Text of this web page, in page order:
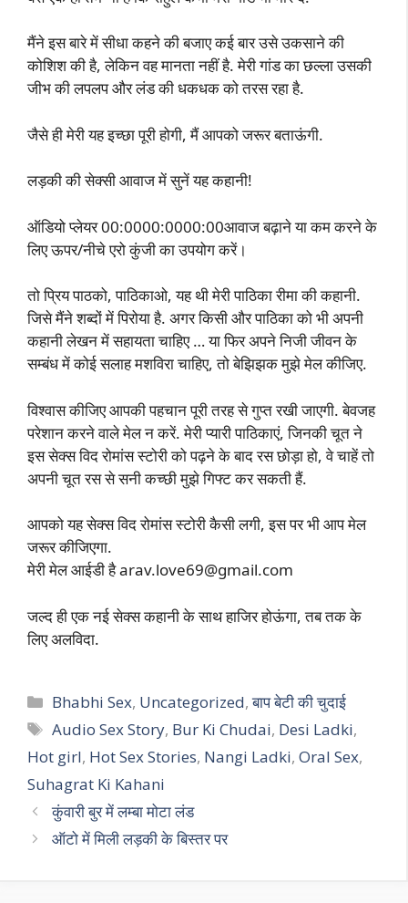
मैंने इस बारे में सीधा कहने की बजाए कई बार उसे उकसाने की
कोशिश की है, लेकिन वह मानता नहीं है. मेरी गांड का छल्ला उसकी
जीभ की लपलप और लंड की धकधक को तरस रहा है.
जैसे ही मेरी यह इच्छा पूरी होगी, मैं आपको जरूर बताऊंगी.
लड़की की सेक्सी आवाज में सुनें यह कहानी!
ऑडियो प्लेयर 00:0000:0000:00आवाज बढ़ाने या कम करने के
लिए ऊपर/नीचे एरो कुंजी का उपयोग करें।
तो प्रिय पाठको, पाठिकाओ, यह थी मेरी पाठिका रीमा की कहानी.
जिसे मैंने शब्दों में पिरोया है. अगर किसी और पाठिका को भी अपनी
कहानी लेखन में सहायता चाहिए … या फिर अपने निजी जीवन के
सम्बंध में कोई सलाह मशविरा चाहिए, तो बेझिझक मुझे मेल कीजिए.
विश्वास कीजिए आपकी पहचान पूरी तरह से गुप्त रखी जाएगी. बेवजह
परेशान करने वाले मेल न करें. मेरी प्यारी पाठिकाएं, जिनकी चूत ने
इस सेक्स विद रोमांस स्टोरी को पढ़ने के बाद रस छोड़ा हो, वे चाहें तो
अपनी चूत रस से सनी कच्छी मुझे गिफ्ट कर सकती हैं.
आपको यह सेक्स विद रोमांस स्टोरी कैसी लगी, इस पर भी आप मेल
जरूर कीजिएगा.
मेरी मेल आईडी हैarav.love69@gmail.com
जल्द ही एक नई सेक्स कहानी के साथ हाजिर होऊंगा, तब तक के
लिए अलविदा.
Categories
Bhabhi Sex, Uncategorized,बाप बेटी की चुदाई
Tags
Audio Sex Story, Bur Ki Chudai, Desi Ladki,
Hot girl, Hot Sex Stories, Nangi Ladki, Oral Sex,
Suhagrat Ki Kahani
कुंवारी बुर में लम्बा मोटा लंड
ऑटो में मिली लड़की के बिस्तर पर